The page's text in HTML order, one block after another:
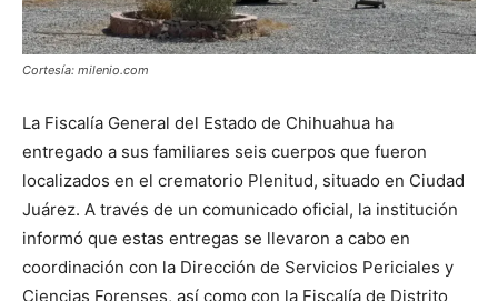
Cortesía: milenio.com
La Fiscalía General del Estado de Chihuahua ha
entregado a sus familiares seis cuerpos que fueron
localizados en el crematorio Plenitud, situado en Ciudad
Juárez. A través de un comunicado oficial, la institución
informó que estas entregas se llevaron a cabo en
coordinación con la Dirección de Servicios Periciales y
Ciencias Forenses, así como con la Fiscalía de Distrito